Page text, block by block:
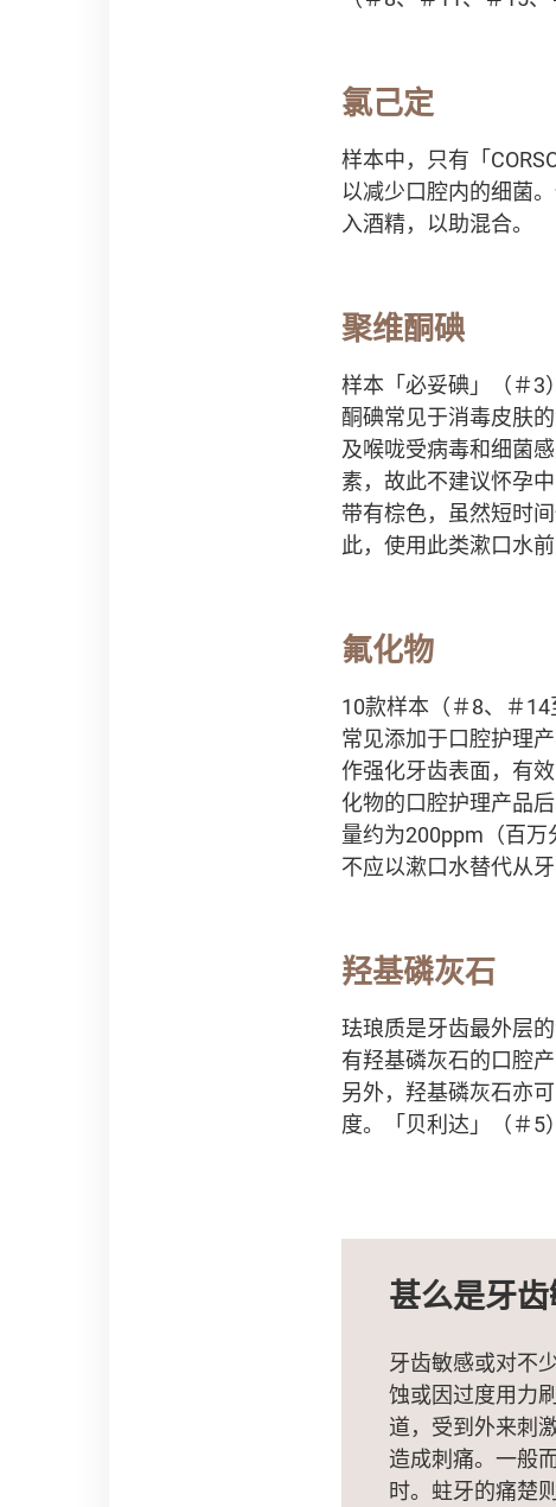
氯己定
样本中，只有「
以减少口腔内的细菌
入酒精，以助混合。
聚维酮碘
样本「必妥碘」（＃3
酮碘常见于消毒皮肤
及喉咙受病毒和细菌
素，故此不建议怀孕
带有棕色，虽然短时
此，使用此类漱口水
氟化物
10款样本（＃8、＃
常见添加于口腔护理
作强化牙齿表面，有
化物的口腔护理产品
量约为200ppm（百
不应以漱口水替代从牙
羟基磷灰石
珐琅质是牙齿最外层
有羟基磷灰石的口腔
另外，羟基磷灰石亦
度。「贝利达」（＃5
甚么是牙齿
牙齿敏感或对不
蚀或因过度用力
道，受到外来刺
造成刺痛。一般
时。蛀牙的痛楚